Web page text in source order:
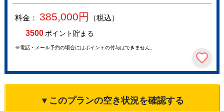
料金： 385,000円
（税込）
3500ポイント貯まる
※電話・メール予約の場合にはポイントの付与はできません。
▼このプランの空き状況を確認する